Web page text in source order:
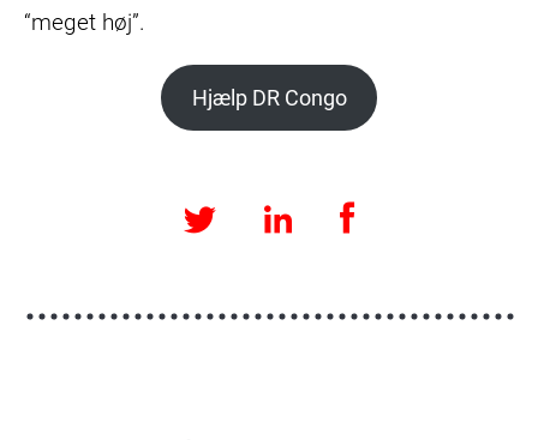
“meget høj”.
Hjælp DR Congo
Twitter LinkedInFacebook